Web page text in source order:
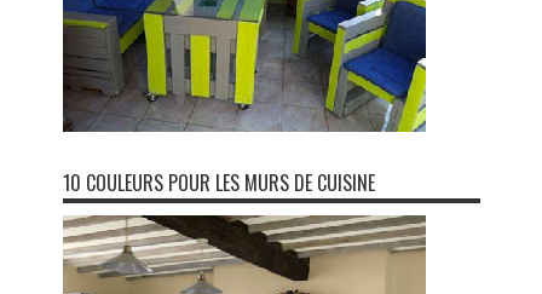
10 COULEURS POUR LES MURS DE CUISINE